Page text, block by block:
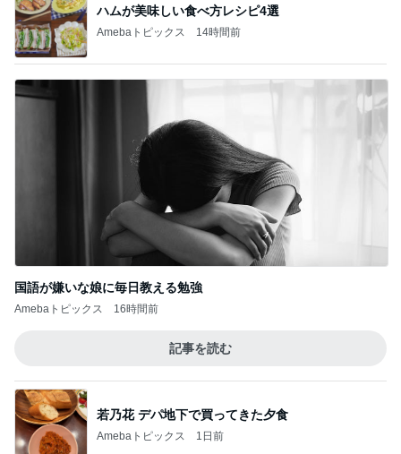
ハムが美味しい食べ方レシピ4選
Amebaトピックス 14時間前
国語が嫌いな娘に毎日教える勉強
Amebaトピックス 16時間前
記事を読む
若乃花 デパ地下で買ってきた夕食
Amebaトピックス 1日前